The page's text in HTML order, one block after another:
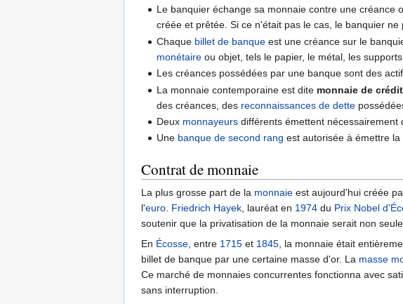
Le banquier échange sa monnaie contre une créance
créée et prêtée. Si ce n'était pas le cas, le banquier ne
Chaque billet de banque est une créance sur le
monétaire ou objet, tels le papier, le métal, les
Les créances possédées par une banque sont des
La monnaie contemporaine est dite monnaie de crédit
des créances, des reconnaissances de dette
Deux monnayeurs différents émettent nécessairement
Une banque de second rang est autorisée à émettre
Contrat de monnaie
La plus grosse part de la monnaie est aujourd'hui créée
l'euro. Friedrich Hayek, lauréat en 1974 du Prix Nobel
soutenir que la privatisation de la monnaie serait non
En Écosse, entre 1715 et 1845, la monnaie était
billet de banque par une certaine masse d'or. La masse
Ce marché de monnaies concurrentes fonctionna avec
sans interruption.